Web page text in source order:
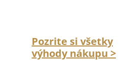
Pozrite si všetky
výhody nákupu >